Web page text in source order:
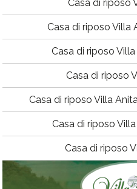
Casa di riposo
Casa di riposo Villa
Casa di riposo
Casa di riposo
Casa di riposo Villa
Casa di riposo
Casa di riposo